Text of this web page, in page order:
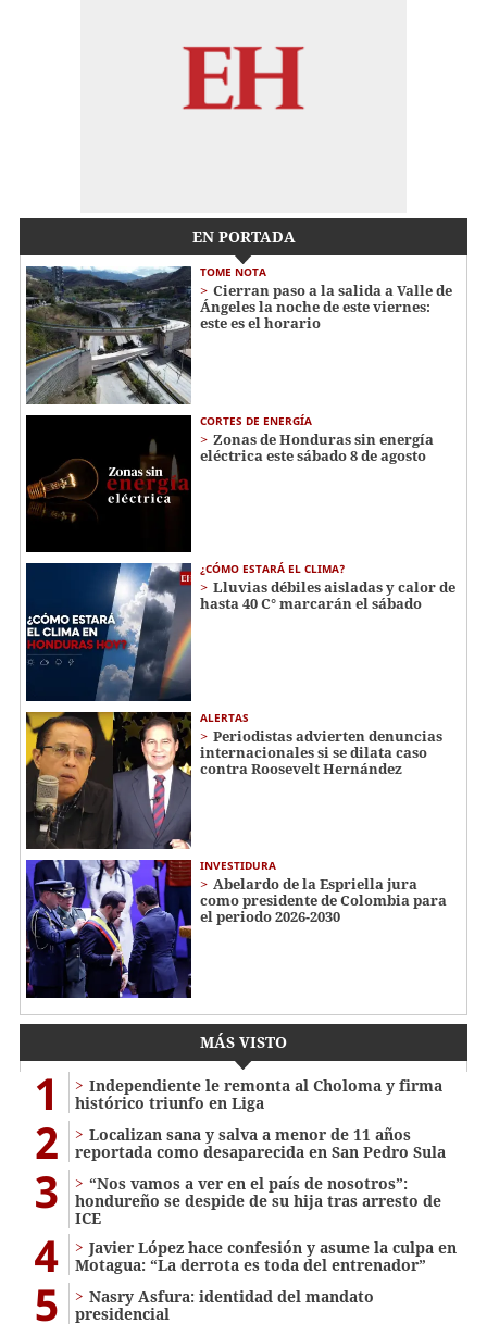
EN PORTADA
TOME NOTA
Cierran paso a la salida a Valle de
Ángeles la noche de este viernes:
este es el horario
CORTES DE ENERGÍA
Zonas de Honduras sin energía
eléctrica este sábado 8 de agosto
¿CÓMO ESTARÁ EL CLIMA?
Lluvias débiles aisladas y calor de
hasta 40 C° marcarán el sábado
ALERTAS
Periodistas advierten denuncias
internacionales si se dilata caso
contra Roosevelt Hernández
INVESTIDURA
Abelardo de la Espriella jura
como presidente de Colombia para
el periodo 2026-2030
MÁS VISTO
1
Independiente le remonta al Choloma y firma
histórico triunfo en Liga
2
Localizan sana y salva a menor de 11 años
reportada como desaparecida en San Pedro Sula
3
“Nos vamos a ver en el país de nosotros”:
hondureño se despide de su hija tras arresto de
ICE
4
Javier López hace confesión y asume la culpa en
Motagua: “La derrota es toda del entrenador”
5
Nasry Asfura: identidad del mandato
presidencial